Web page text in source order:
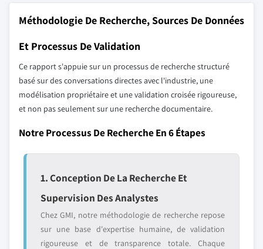
Méthodologie De Recherche, Sources De Données
Et Processus De Validation
Ce rapport s'appuie sur un processus de recherche structuré
basé sur des conversations directes avec l'industrie, une
modélisation propriétaire et une validation croisée rigoureuse,
et non pas seulement sur une recherche documentaire.
Notre Processus De Recherche En 6 Étapes
1. Conception De La Recherche Et
Supervision Des Analystes
Chez GMI, notre méthodologie de recherche repose
sur une base d'expertise humaine, de validation
rigoureuse et de transparence totale. Chaque